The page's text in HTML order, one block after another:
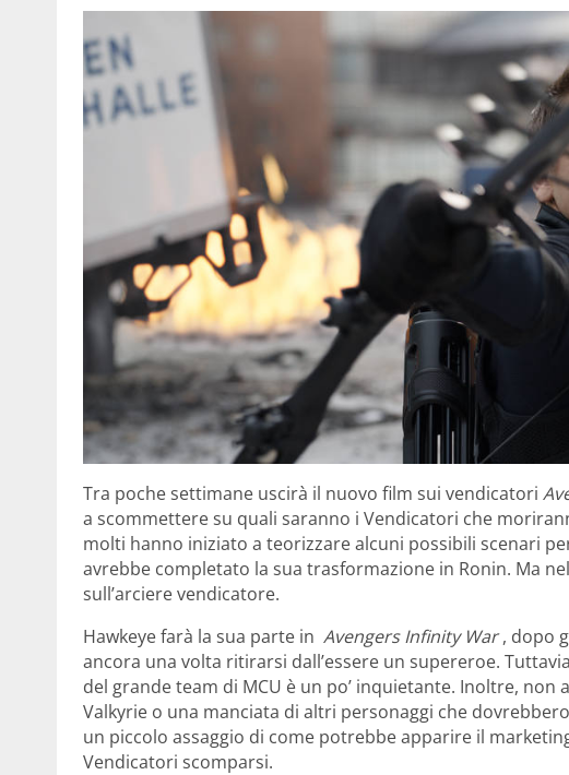
Tra poche settimane uscirà il nuovo film sui vendicatori
a scommettere su quali saranno i Vendicatori che
molti hanno iniziato a teorizzare alcuni possibili scenari
avrebbe completato la sua trasformazione in Ronin. Ma
sull’arciere vendicatore.
Hawkeye farà la sua parte in Avengers Infinity War, dopo
ancora una volta ritirarsi dall’essere un supereroe.
del grande team di MCU è un po’ inquietante. Inoltre, non
Valkyrie o una manciata di altri personaggi che
un piccolo assaggio di come potrebbe apparire il
Vendicatori scomparsi.